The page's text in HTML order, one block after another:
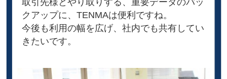
クアップに、TENMAは便利ですね。
今後も利用の幅を広げ、社内でも共有してい
きたいです。